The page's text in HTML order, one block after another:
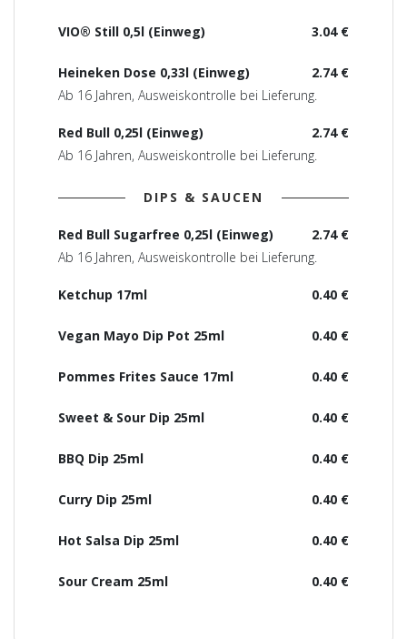
3.04 €
VIO® Still 0,5l (Einweg)
2.74 €
Heineken Dose 0,33l (Einweg)
Ab 16 Jahren, Ausweiskontrolle bei Lieferung.
2.74 €
Red Bull 0,25l (Einweg)
Ab 16 Jahren, Ausweiskontrolle bei Lieferung.
DIPS & SAUCEN
2.74 €
Red Bull Sugarfree 0,25l (Einweg)
Ab 16 Jahren, Ausweiskontrolle bei Lieferung.
0.40 €
Ketchup 17ml
0.40 €
Vegan Mayo Dip Pot 25ml
0.40 €
Pommes Frites Sauce 17ml
0.40 €
Sweet & Sour Dip 25ml
0.40 €
BBQ Dip 25ml
0.40 €
Curry Dip 25ml
0.40 €
Hot Salsa Dip 25ml
0.40 €
Sour Cream 25ml